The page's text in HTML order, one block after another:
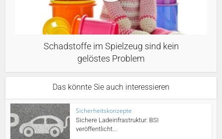
Schadstoffe im Spielzeug sind kein
gelöstes Problem
Das könnte Sie auch interessieren
Sicherheitskonzepte
Sichere Ladeinfrastruktur: BSI
veröffentlicht...